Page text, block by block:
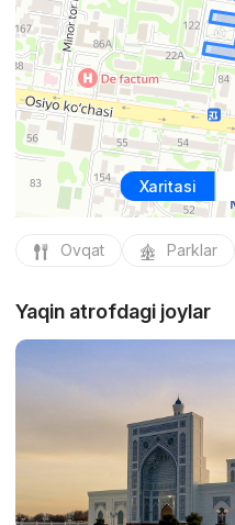
Xaritasi
Ovqat Parklar
Yaqin atrofdagi joylar